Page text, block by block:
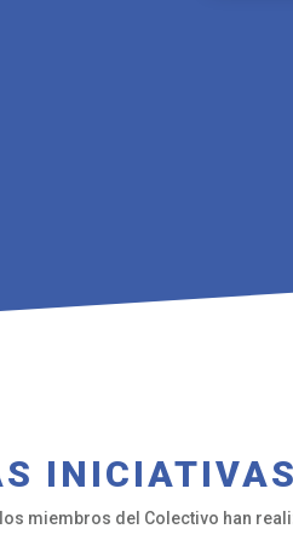
INICIATIVAS
miembros del Colectivo han